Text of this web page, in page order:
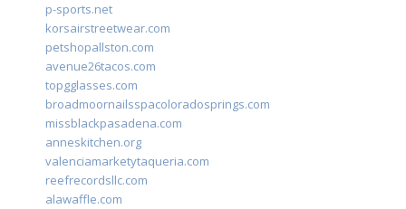
p-sports.net
korsairstreetwear.com
petshopallston.com
avenue26tacos.com
topgglasses.com
broadmoornailsspacoloradosprings.com
missblackpasadena.com
anneskitchen.org
valenciamarketytaqueria.com
reefrecordsllc.com
alawaffle.com